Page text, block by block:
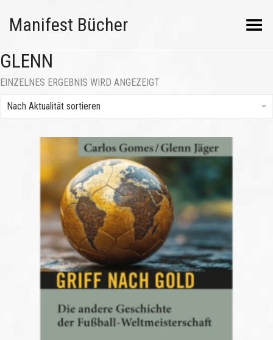
Manifest Bücher Menü umschalten
GLENN
EINZELNES ERGEBNIS WIRD ANGEZEIGT
Nach Aktualität sortieren